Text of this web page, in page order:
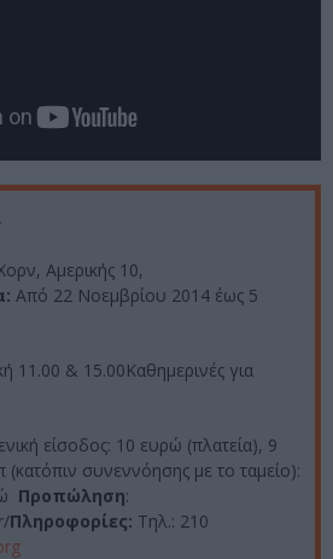
Αμερικής 10,
Από 22 Νοεμβρίου 2014 έως 5
11.00 & 15.00Καθημερινές για
είσοδος: 10 ευρώ (πλατεία), 9
συνεννόησης με το ταμείο):
Προπώληση:
Πληροφορίες: Τηλ.: 210